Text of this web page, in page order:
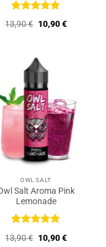
Bewertet
mit 5 von
13,90€ Ursprünglicher
Preis
10,90€Aktueller
OWL SALT
Salt Aroma Pink
Lemonade
Bewertet
mit 5 von
13,90€ Ursprünglicher
10,90€Aktueller